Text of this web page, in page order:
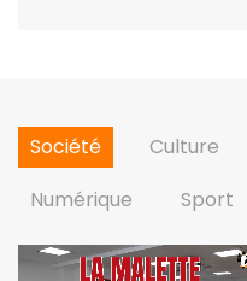
Société Culture
Numérique
Sport